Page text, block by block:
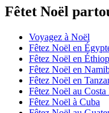
Fêtet Noël
Voyagez à Noël
Fêtez Noël en
Fêtez Noël en
Fêtez Noël en
Fêtez Noël en
Fêtez Noël au Costa
Fêtez Noël à Cuba